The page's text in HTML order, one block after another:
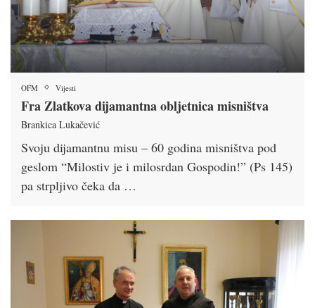
OFM Vijesti
Fra Zlatkova dijamantna obljetnica misništva
Brankica Lukačević
Svoju dijamantnu misu – 60 godina misništva pod
geslom “Milostiv je i milosrdan Gospodin!” (Ps 145)
pa strpljivo čeka da …